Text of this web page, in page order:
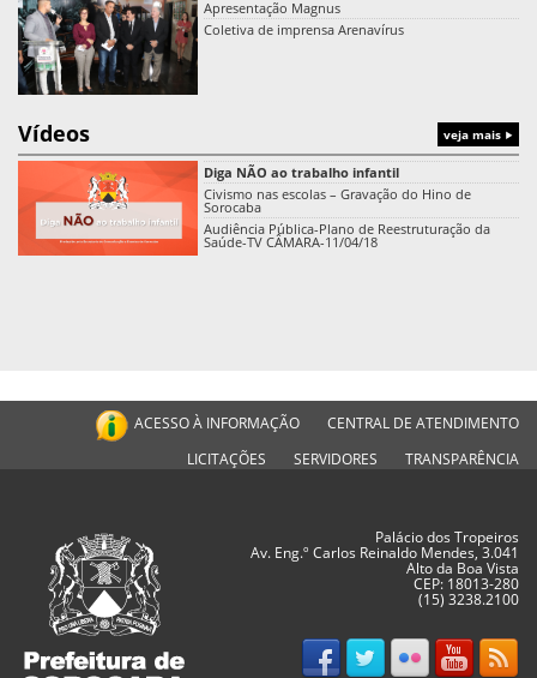
Apresentação Magnus
Coletiva de imprensa Arenavírus
Vídeos veja mais
Diga NÃO ao trabalho infantil
Civismo nas escolas – Gravação do Hino de
Sorocaba
Audiência Pública-Plano de Reestruturação da
Saúde-TV CÂMARA-11/04/18
ACESSO À INFORMAÇÃO
CENTRAL DE ATENDIMENTO
LICITAÇÕES
SERVIDORES TRANSPARÊNCIA
Palácio dos Tropeiros
Av. Eng.º Carlos Reinaldo Mendes, 3.041
Alto da Boa Vista
CEP: 18013-280
(15) 3238.2100